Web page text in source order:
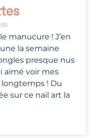
manucure ! J’en
la semaine
presque nus
aimé voir mes
longtemps ! Du
sur ce nail art la